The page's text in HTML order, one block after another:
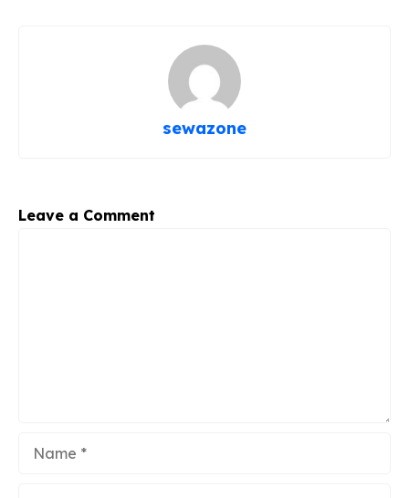
g
ra
m
ts
A
p
sewazone
Leave a Comment